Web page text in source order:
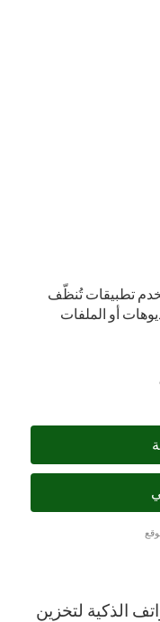
تطبيقات تُنظّف
أو الملفات
الذكية لتخزين